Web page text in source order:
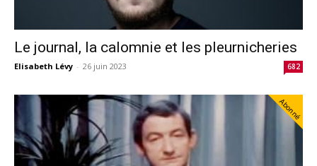
Le journal, la calomnie et les pleurnicheries
Elisabeth Lévy - 26 juin 2023 682
Abonné